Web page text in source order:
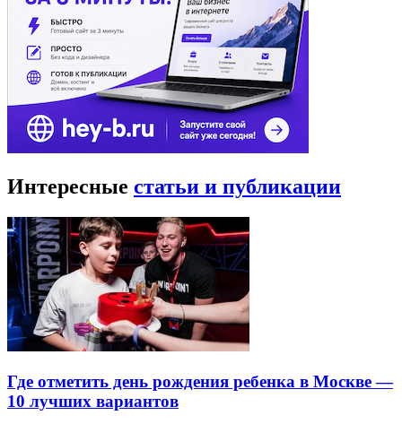
Интересные статьи и публикации
Где отметить день рождения ребенка в Москве —
10 лучших вариантов